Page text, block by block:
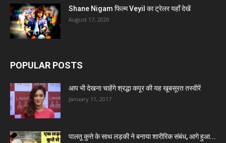
Shane Nigam फिल्म Veyil का ट्रेलर यहाँ देखें
August 17, 2020
POPULAR POSTS
आप भी देखना चाहेंगे श्रद्धा कपूर की यह खूबसूरत तस्वीरें
January 11, 2017
पालतू कुत्ते के साथ लड़की ने बनाया शारीरिक संबंध, आगे हुआ...